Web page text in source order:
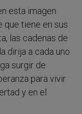
esta imagen
que tiene en sus
las cadenas de
dirija a cada uno
surgir de
para vivir
y en el